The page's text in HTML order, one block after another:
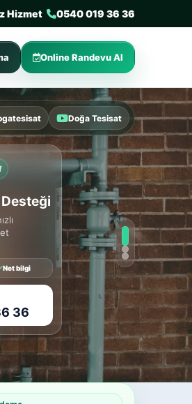
Sertifikalı tesisat firması Deneyimli
Hizmet 0540 019 36 36
Online Randevu Al
Doğa Tesisat
Net bilgi
36